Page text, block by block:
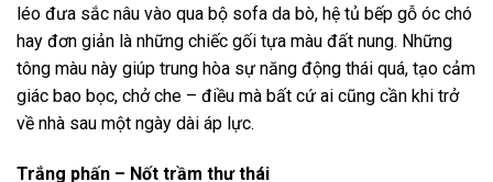
léo đưa sắc nâu vào qua bộ sofa da bò, hệ tủ bếp gỗ óc chó
hay đơn giản là những chiếc gối tựa màu đất nung. Những
tông màu này giúp trung hòa sự năng động thái quá, tạo cảm
giác bao bọc, chở che – điều mà bất cứ ai cũng cần khi trở
về nhà sau một ngày dài áp lực.
Trắng phấn – Nốt trầm thư thái